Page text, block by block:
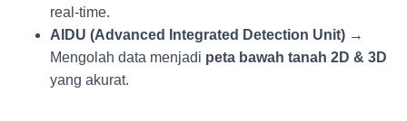
real-time.
AIDU (Advanced Integrated Detection Unit) →
Mengolah data menjadi peta bawah tanah 2D & 3D
yang akurat.